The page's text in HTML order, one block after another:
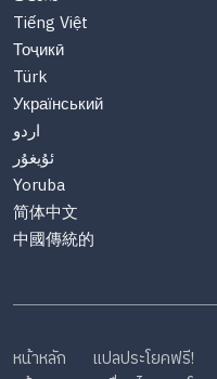
Tiếng Việt
Тоҷикӣ
Türk
Український
اردو
ئۇيغۇر
Yoruba
简体中文
中國傳統的
หน้าหลัก แปลประโยคฟรี!